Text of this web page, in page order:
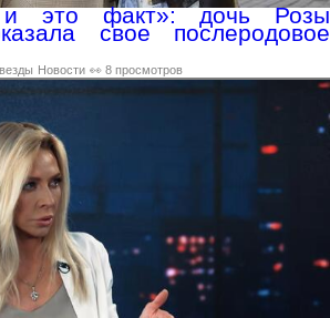
это факт»: дочь Розы
свое послеродовое
Новости 👀 8 просмотров